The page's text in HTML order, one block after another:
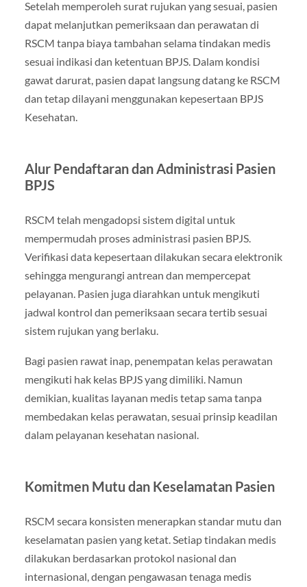
Setelah memperoleh surat rujukan yang sesuai, pasien
dapat melanjutkan pemeriksaan dan perawatan di
RSCM tanpa biaya tambahan selama tindakan medis
sesuai indikasi dan ketentuan BPJS. Dalam kondisi
gawat darurat, pasien dapat langsung datang ke RSCM
dan tetap dilayani menggunakan kepesertaan BPJS
Kesehatan.
Alur Pendaftaran dan Administrasi Pasien
BPJS
RSCM telah mengadopsi sistem digital untuk
mempermudah proses administrasi pasien BPJS.
Verifikasi data kepesertaan dilakukan secara elektronik
sehingga mengurangi antrean dan mempercepat
pelayanan. Pasien juga diarahkan untuk mengikuti
jadwal kontrol dan pemeriksaan secara tertib sesuai
sistem rujukan yang berlaku.
Bagi pasien rawat inap, penempatan kelas perawatan
mengikuti hak kelas BPJS yang dimiliki. Namun
demikian, kualitas layanan medis tetap sama tanpa
membedakan kelas perawatan, sesuai prinsip keadilan
dalam pelayanan kesehatan nasional.
Komitmen Mutu dan Keselamatan Pasien
RSCM secara konsisten menerapkan standar mutu dan
keselamatan pasien yang ketat. Setiap tindakan medis
dilakukan berdasarkan protokol nasional dan
internasional, dengan pengawasan tenaga medis